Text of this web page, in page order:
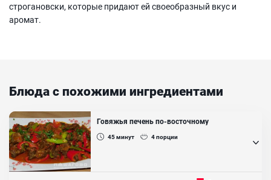
строгановски, которые придают ей своеобразный вкус и
аромат.
Блюда с похожими ингредиентами
Говяжья печень по-восточному
45минут 4порции